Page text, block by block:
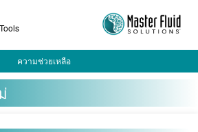
ความช่วยเหลือ